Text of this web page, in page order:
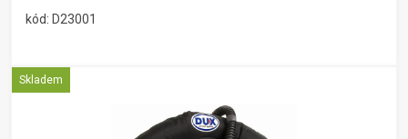
kód: D23001
Skladem